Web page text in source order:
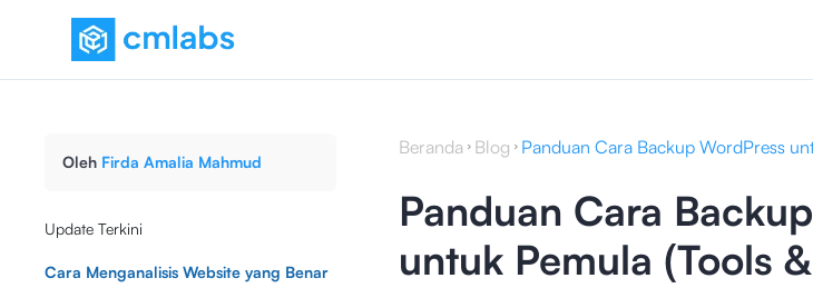
Oleh Firda Amalia Mahmud
Update Terkini
Cara Menganalisis Website yang Benar
Beranda Blog Panduan Cara Backup WordPress
Panduan Cara
untuk Pemula (Tools